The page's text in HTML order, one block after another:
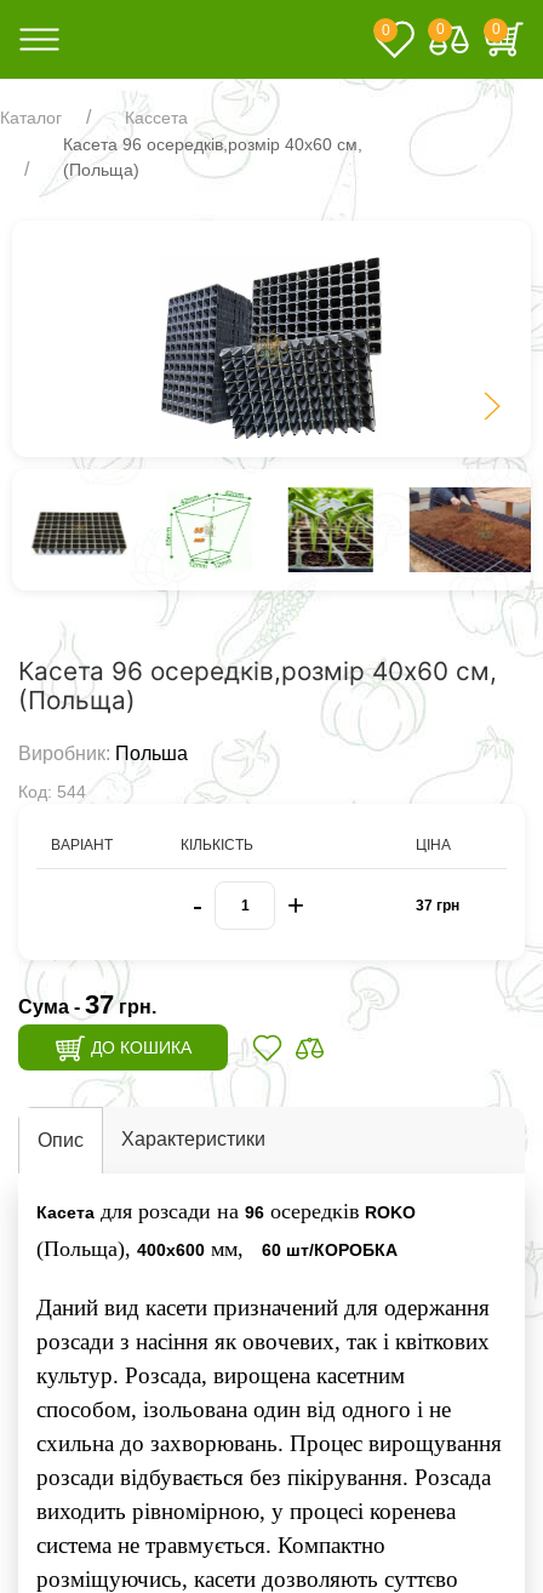
0 0 0
Каталог
Кассета
Касета 96 осередків,розмір 40х60 см,
(Польща)
Касета 96 осередків,розмір 40х60 см,
(Польща)
Виробник: Польша
Код: 544
ВАРІАНТ КІЛЬКІСТЬ ЦІНА
- + 37 грн
Сума - 37грн.
ДО КОШИКА
Опис Характеристики
Касета для розсади на 96 осередків ROKО
(Польща), 400х600 мм, 60 шт/КОРОБКА
Даний вид касети призначений для одержання
розсади з насіння як овочевих, так і квіткових
культур. Розсада, вирощена касетним
способом, ізольована один від одного і не
схильна до захворювань. Процес вирощування
розсади відбувається без пікірування. Розсада
виходить рівномірною, у процесі коренева
система не травмується. Компактно
розміщуючись, касети дозволяють суттєво